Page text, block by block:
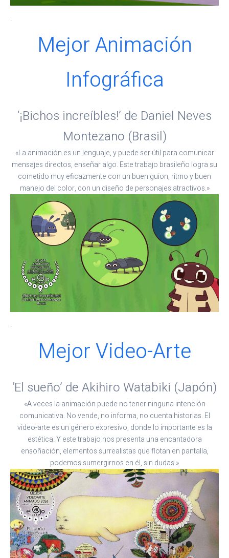
.
Mejor Animación
Infográfica
‘¡Bichos increíbles!’ de Daniel Neves
Montezano (Brasil)
«La animación es un lenguaje, y puede ser útil para comunicar
mensajes directos, enseñar algo. Este trabajo brasileño logra su
cometido muy eficazmente con un buen guion, ritmo y buen
manejo del color, con un diseño de personajes atractivos.»
.
Mejor Video-Arte
‘El sueño’ de Akihiro Watabiki (Japón)
«A veces la animación puede no tener ninguna intención
comunicativa. No vende, no informa, no cuenta historias. El
video-arte es un género expresivo, donde lo importante es la
estética. Y este trabajo nos presenta una encantadora
ensoñación, elementos surrealistas que flotan en pantalla,
podemos sumergirnos en él, sin dudas.»